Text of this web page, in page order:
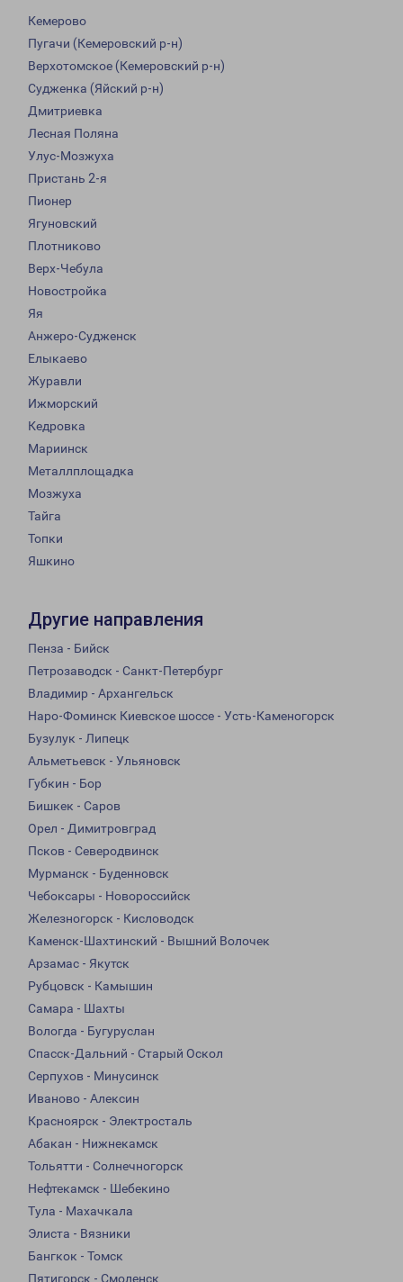
Кемерово
Пугачи (Кемеровский р-н)
Верхотомское (Кемеровский р-н)
Судженка (Яйский р-н)
Дмитриевка
Лесная Поляна
Улус-Мозжуха
Пристань 2-я
Пионер
Ягуновский
Плотниково
Верх-Чебула
Новостройка
Яя
Анжеро-Судженск
Елыкаево
Журавли
Ижморский
Кедровка
Мариинск
Металлплощадка
Мозжуха
Тайга
Топки
Яшкино
Другие направления
Пенза - Бийск
Петрозаводск - Санкт-Петербург
Владимир - Архангельск
Наро-Фоминск Киевское шоссе - Усть-Каменогорск
Бузулук - Липецк
Альметьевск - Ульяновск
Губкин - Бор
Бишкек - Саров
Орел - Димитровград
Псков - Северодвинск
Мурманск - Буденновск
Чебоксары - Новороссийск
Железногорск - Кисловодск
Каменск-Шахтинский - Вышний Волочек
Арзамас - Якутск
Рубцовск - Камышин
Самара - Шахты
Вологда - Бугуруслан
Спасск-Дальний - Старый Оскол
Серпухов - Минусинск
Иваново - Алексин
Красноярск - Электросталь
Абакан - Нижнекамск
Тольятти - Солнечногорск
Нефтекамск - Шебекино
Тула - Махачкала
Элиста - Вязники
Бангкок - Томск
Пятигорск - Смоленск